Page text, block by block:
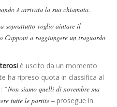
è arrivata la sua chiamata.
soprattutto voglio aiutare il
Capponi a raggiungere un traguardo
è uscito da un momento
ha ripreso quota in classifica al
“Non siamo quelli di novembre ma
tutte le partite – prosegue in